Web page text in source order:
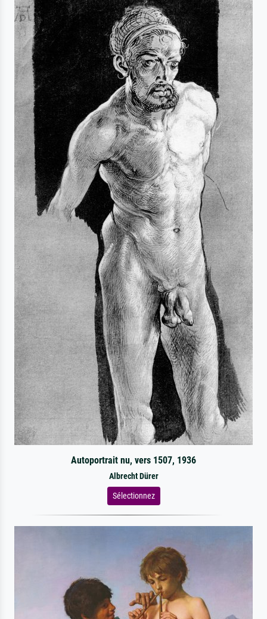
Autoportrait nu, vers 1507, 1936
Albrecht Dürer
Sélectionnez